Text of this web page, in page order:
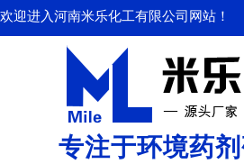
欢迎进入河南米乐化工有限公司网站！
专注于环境药